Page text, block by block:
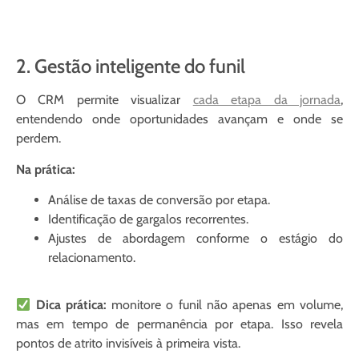
2. Gestão inteligente do funil
O CRM permite visualizar cada etapa da jornada,
entendendo onde oportunidades avançam e onde se
perdem.
Na prática:
Análise de taxas de conversão por etapa.
Identificação de gargalos recorrentes.
Ajustes de abordagem conforme o estágio do
relacionamento.
Dica prática: monitore o funil não apenas em volume,
mas em tempo de permanência por etapa. Isso revela
pontos de atrito invisíveis à primeira vista.